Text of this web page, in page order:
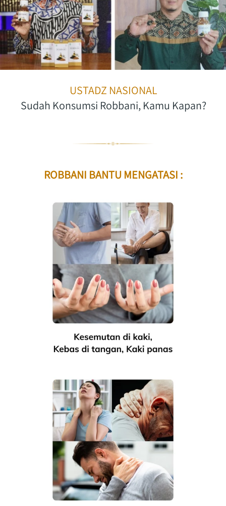
USTADZ NASIONAL
Sudah Konsumsi Robbani, Kamu Kapan?
ROBBANI BANTU MENGATASI :